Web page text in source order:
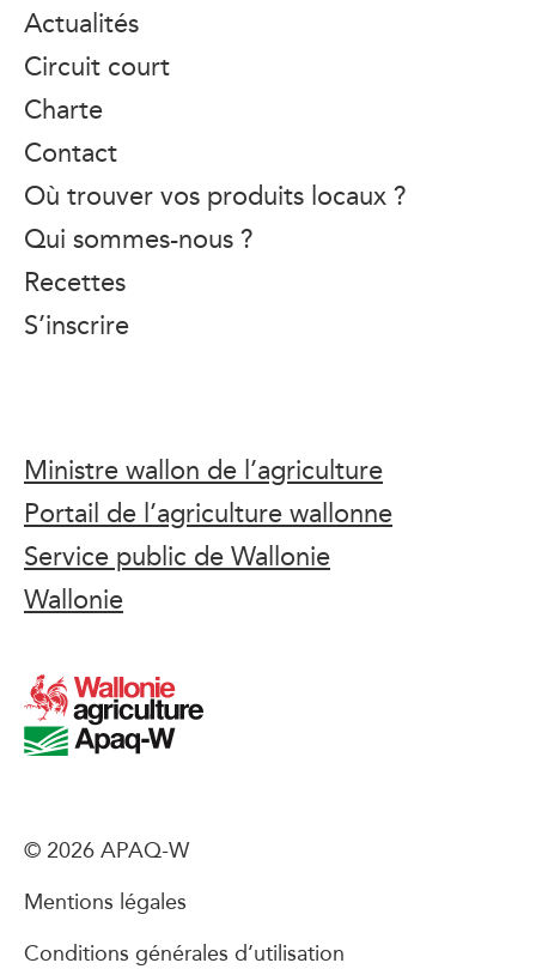
Actualités
Circuit court
Charte
Contact
Où trouver vos produits locaux ?
Qui sommes-nous ?
Recettes
S’inscrire
Ministre wallon de l’agriculture
Portail de l’agriculture wallonne
Service public de Wallonie
Wallonie
© 2026 APAQ-W
Mentions légales
Conditions générales d’utilisation